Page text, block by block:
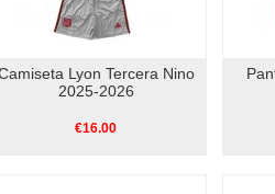
Lyon Tercera Nino
2025-2026
€16.00